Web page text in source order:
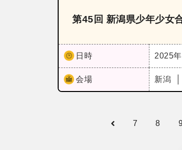
第45回 新潟県少年少女
日時 2025
会場 新潟
7 8